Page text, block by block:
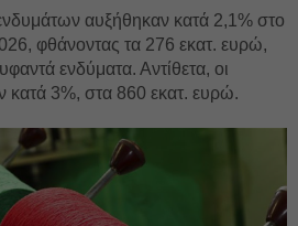
αυξήθηκαν κατά 2,1% στο
φθάνοντας τα 276 εκατ. ευρώ,
ενδύματα. Αντίθετα, οι
3%, στα 860 εκατ. ευρώ.